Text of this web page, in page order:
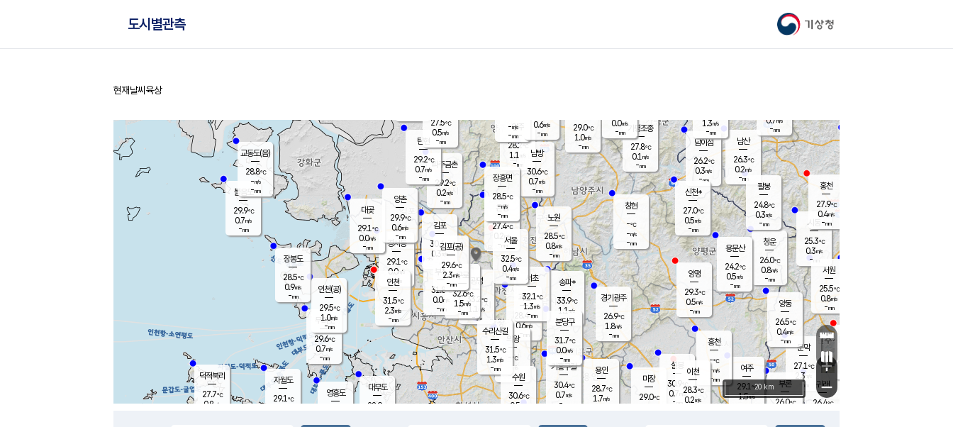
기상청
도시별관측
홈
현재날씨 육상
문막
27.1℃
2.3m/s
mm
남이섬
26.2℃
0.3m/s
-mm
무의도
29.6℃
0.7m/s
-mm
영흥도
볼음도
29.9℃
0.7m/s
-mm
자월도
29.1℃
양주
28.2℃
1.1
-mm
부론
26.0℃
과천
28.4℃
0.6m/s
- mm
남산
26.3℃
0.2m/s
-mm
장봉도
28.5℃
0.9m/s
-mm
청운
26.0℃
0.8m/s
-mm
팔봉
24.8℃
0.3m/s
-mm
용인
28.7℃
1.7m/s
여주
29.1℃
1.5m/s
양동
26.5℃
0.4m/s
-mm
경기광주
26.9℃
1.8m/s
-mm
1.3m/s
-mm
대부도
28.9
경서동
29.1℃
0.0m/s
-mm
파주금촌
29.2℃
0.2m/s
-mm
가평조종
27.8℃
0.1 m/s
-mm
29.0℃
1.0m/s
-mm
대곶
29.1℃
0.0m/s
-mm
신천*
27.0℃
0.5m/s
-mm
창현
-℃
-m/s
-mm
탄현
29.2℃
0.7m/s
-mm
0.0m/s
-mm
흥천
-℃
-m/s
-mm
마장
29.0℃
의왕
- ℃
m/s
mm
김포
30.4℃
0.3 m/s
mm
설봉
30.9
0.7 m/s
- mm
광명
33.2 ℃
1.1 m/s
-mm
부천
31.8℃
0.0m/s
-mm
양촌
29.9℃
0.6m/s
-mm
구로
32.6℃
1.5m/s
-mm
은평
27.4℃
0.2 m/s
- mm
노원
28.5℃
0.8m/s
-mm
송파*
33.9℃
1.1 m/s
-mm
서초
32.1℃
1.3m/s
-mm
남방
30.6℃
0.7m/s
-mm
기흥구갈
30.4℃
0.7m/s
-
수리산길
31.5℃
1.3m/s
-mm
분당구
31.7℃
0.0m/s
-mm
장흥면
28.5℃
-m/s
-mm
-m/s
-mm
시동
25.3℃
0.3m/s
- mm
귀래
26.4℃
서원
25.5℃
0.8m/s
-mm
용문산
24.2℃
0.5m/s
-mm
덕적북리
27.7℃
0.8 m/s
인천(공)
29.5℃
1.0m/s
-mm
김포(공)
29.6℃
2.3m/s
-mm
교동도(음)
28.8℃
-m/s
-mm
홍천
27.9℃
0.4m/s
-mm
이천
28.3℃
0.2m/s
양평
29.3℃
0.5m/s
-mm
수원
30.6℃
0.5 m/s
인천
31.5℃
2.3m/s
-mm
서울
32.5℃
0.4m/s
-mm
0.7 m/s
-mm
27.5℃
0.5m/s
-mm
0.6m/s
-mm
+
−
20 km